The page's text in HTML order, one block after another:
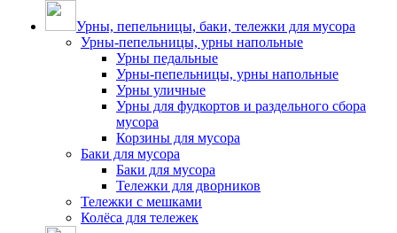
Урны, пепельницы, баки, тележки для мусора
Урны-пепельницы, урны напольные
Урны педальные
Урны-пепельницы, урны напольные
Урны уличные
Урны для фудкортов и раздельного сбора
мусора
Корзины для мусора
Баки для мусора
Баки для мусора
Тележки для дворников
Тележки с мешками
Колёса для тележек